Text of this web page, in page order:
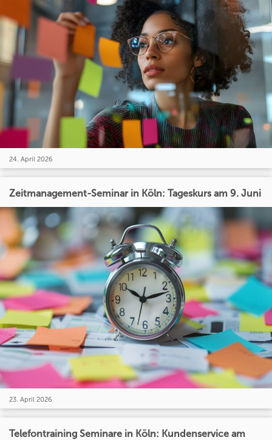
24. April 2026
Zeitmanagement-Seminar in Köln: Tageskurs am 9. Juni
23. April 2026
Telefontraining Seminare in Köln: Kundenservice am